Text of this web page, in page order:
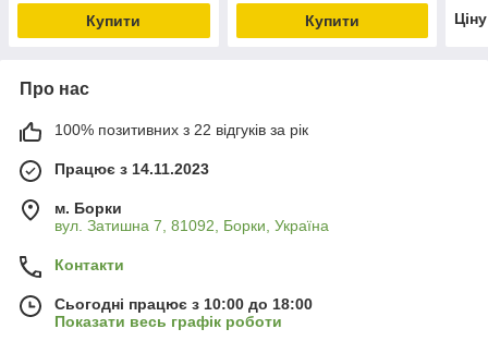
Купити Купити
Про нас
100% позитивних з 22 відгуків за рік
Працює з 14.11.2023
м. Борки
вул. Затишна 7, 81092, Борки, Україна
Контакти
Сьогодні працює з 10:00 до 18:00
Показати весь графік роботи